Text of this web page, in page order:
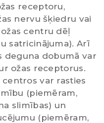
receptoru,
nervu šķiedru vai
centru dēļ
satricinājuma). Arī
deguna dobumā var
ožas receptorus.
centros var rasties
(piemēram,
slimības) un
(piemēram,